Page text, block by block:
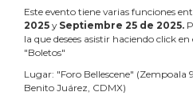
Este evento tiene varias funciones
2025 y Septiembre 25 de 2025.
la que desees asistir haciendo click
"Boletos"
Lugar: "Foro Bellescene" (Zempoala
Benito Juárez, CDMX)